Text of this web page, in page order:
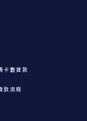
卡數貸款
款流程